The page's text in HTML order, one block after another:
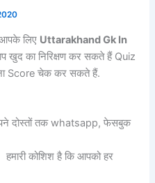
लिए Uttarakhand Gk In
खुद का निरिक्षण कर सकते हैं Quiz
Score चेक कर सकते हैं.
दोस्तों तक whatsapp, फेसबुक
कोशिश है कि आपको हर